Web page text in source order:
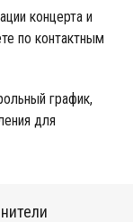
концерта и
по контактным
график,
для